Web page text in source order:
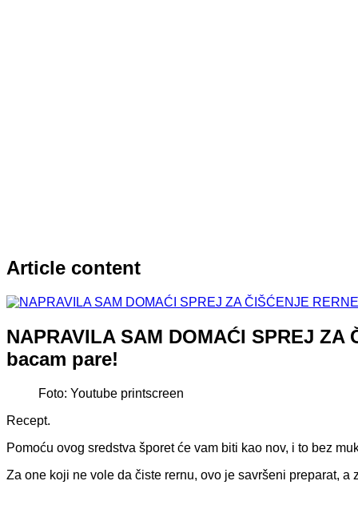
Article content
NAPRAVILA SAM DOMAĆI SPREJ
bacam pare!
Foto: Youtube printscreen
Recept.
Pomoću ovog sredstva šporet će vam biti kao nov, i to bez
Za one koji ne vole da čiste rernu, ovo je savršeni preparat,